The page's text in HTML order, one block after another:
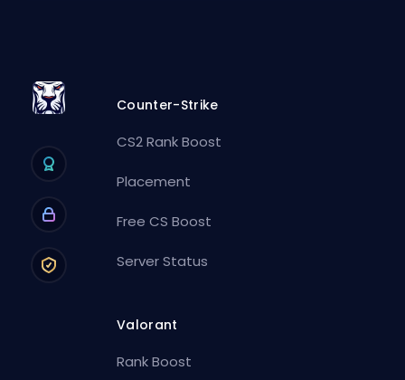
Counter-Strike
CS2 Rank Boost
Placement
Free CS Boost
Server Status
Valorant
Rank Boost